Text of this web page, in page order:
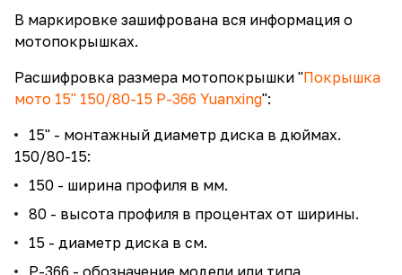
В маркировке зашифрована вся информация о
мотопокрышках.
Расшифровка размера мотопокрышки "Покрышка
мото 15" 150/80-15 P-366 Yuanxing":
15" - монтажный диаметр диска в дюймах.
150/80-15:
150 - ширина профиля в мм.
80 - высота профиля в процентах от ширины.
15 - диаметр диска в см.
P-366 - обозначение модели или типа